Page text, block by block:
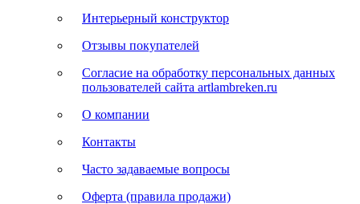
Интерьерный конструктор
Отзывы покупателей
Согласие на обработку персональных данных
пользователей сайта artlambreken.ru
О компании
Контакты
Часто задаваемые вопросы
Оферта (правила продажи)